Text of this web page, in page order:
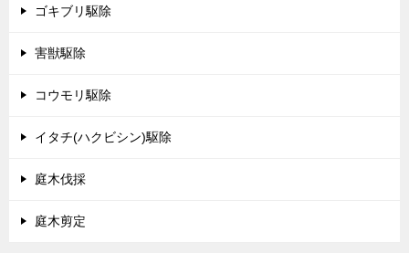
ゴキブリ駆除
害獣駆除
コウモリ駆除
イタチ(ハクビシン)駆除
庭木伐採
庭木剪定